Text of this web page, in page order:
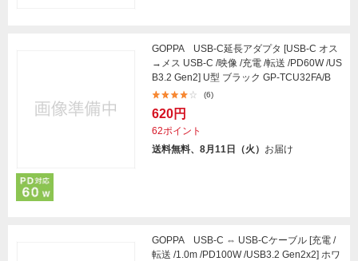
GOPPA USB-C延長アダプタ [USB-C オス
→メス USB-C /映像 /充電 /転送 /PD60W /US
B3.2 Gen2] U型 ブラック GP-TCU32FA/B
(6)
620円
62ポイント
送料無料、8月11日（火） お届け
GOPPA USB-C ⇔ USB-Cケーブル [充電 /
転送 /1.0m /PD100W /USB3.2 Gen2x2] ホワ